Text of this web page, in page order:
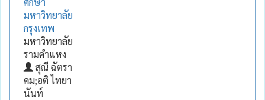
มหาวิทยาลัย
กรุงเทพ
มหาวิทยาลัย
รามคำแหง
สุณี ฉัตรา
คม;อติ ไทยา
นันท์